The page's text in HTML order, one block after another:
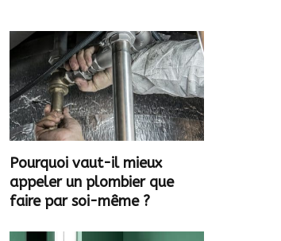
Pourquoi vaut-il mieux
appeler un plombier que
faire par soi-même ?